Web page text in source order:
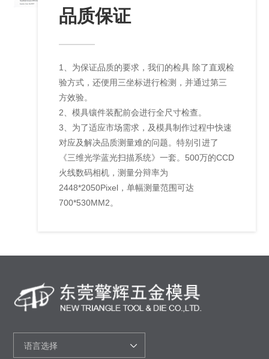
品质保证
1、为保证品质的要求，我们的检具 除了直观检
验方式，还便用三坐标进行检测，并通过第三
方效验。
2、模具镶件装配前会进行全尺寸检查。
3、为了适应市场需求，及模具制作过程中快速
对应及解决品质测量难的问题。特别引进了
《三维光学蓝光扫描系统》一套。500万的CCD
火线数码相机，测量分辩率为
2448*2050Pixel，单幅测量范围可达
700*530MM2。
语言选择